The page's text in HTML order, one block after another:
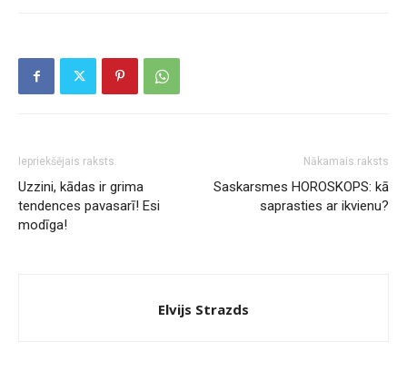
Iepriekšējais raksts
Uzzini, kādas ir grima
tendences pavasarī! Esi
modīga!
Nākamais raksts
Saskarsmes HOROSKOPS: kā
saprasties ar ikvienu?
Elvijs Strazds